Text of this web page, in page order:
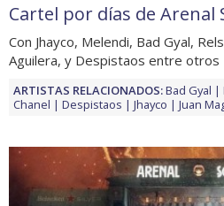
Cartel por días de Arenal
Con Jhayco, Melendi, Bad Gyal,
Aguilera, y Despistaos entre otros
ARTISTAS RELACIONADOS:Bad Gyal
Chanel
Despistaos Jhayco Juan